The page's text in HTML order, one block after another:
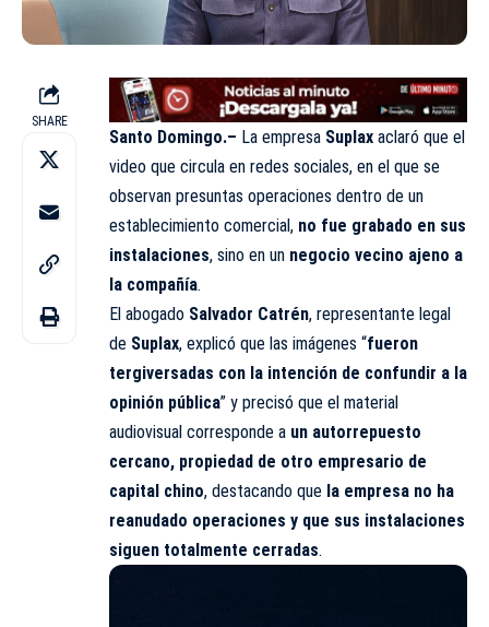
SHARE
Santo Domingo.– La empresa Suplax aclaró que el
video que circula en redes sociales, en el que se
observan presuntas operaciones dentro de un
establecimiento comercial, no fue grabado en sus
instalaciones, sino en un negocio vecino ajeno a
la compañía.
El abogado Salvador Catrén, representante legal
de Suplax, explicó que las imágenes “fueron
tergiversadas con la intención de confundir a la
opinión pública” y precisó que el material
audiovisual corresponde a un autorrepuesto
cercano, propiedad de otro empresario de
capital chino, destacando que la empresa no ha
reanudado operaciones y que sus instalaciones
siguen totalmente cerradas.